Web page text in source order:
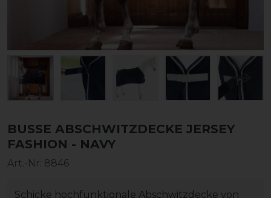
BUSSE ABSCHWITZDECKE JERSEY
FASHION - NAVY
Art.-Nr: 8846
Schicke hochfunktionale Abschwitzdecke von